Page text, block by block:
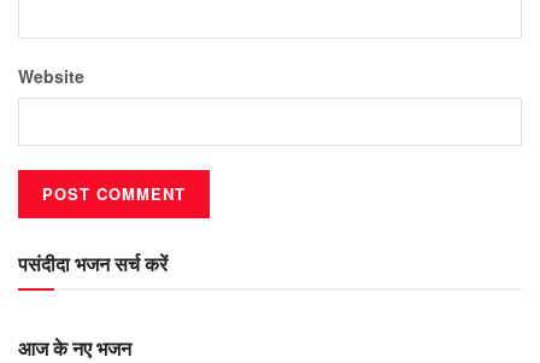
Website
पसंदीदा भजन सर्च करें
आज के नए भजन